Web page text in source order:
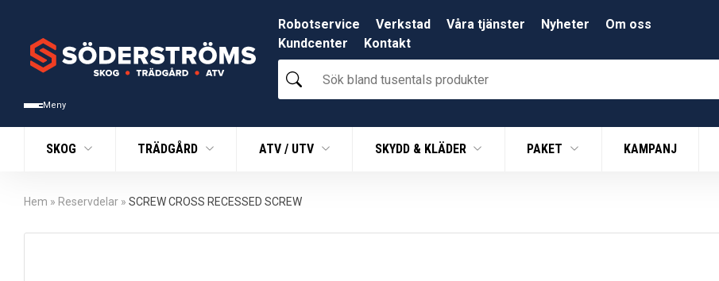
Meny
Robotservice Verkstad Våra tjänster Nyheter
Om oss
Kundcenter
Kontakt
Sök
bland
produkter
SKOG TRÄDGÅRD ATV / UTV SKYDD & KLÄDER PAKET KAMPANJ
Hem » Reservdelar » SCREW CROSS RECESSED SCREW